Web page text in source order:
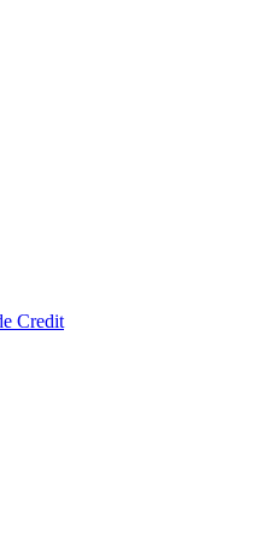
Credit